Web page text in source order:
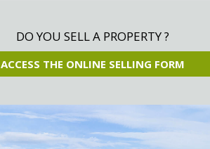
DO YOU SELL A PROPERTY ?
ACCESS THE ONLINE SELLING FORM